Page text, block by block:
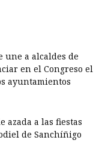
une a alcaldes de
en el Congreso el
ayuntamientos
azada a las fiestas
de Sanchíñigo